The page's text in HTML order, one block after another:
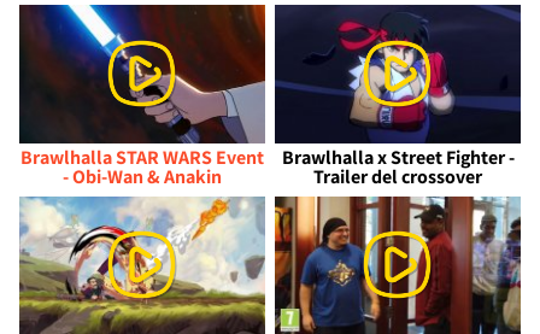
Brawlhalla STAR WARS Event
- Obi-Wan & Anakin
Brawlhalla x Street Fighter -
Trailer del crossover